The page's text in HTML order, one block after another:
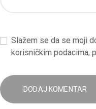
Slažem se da se moji
korisničkim podacima,